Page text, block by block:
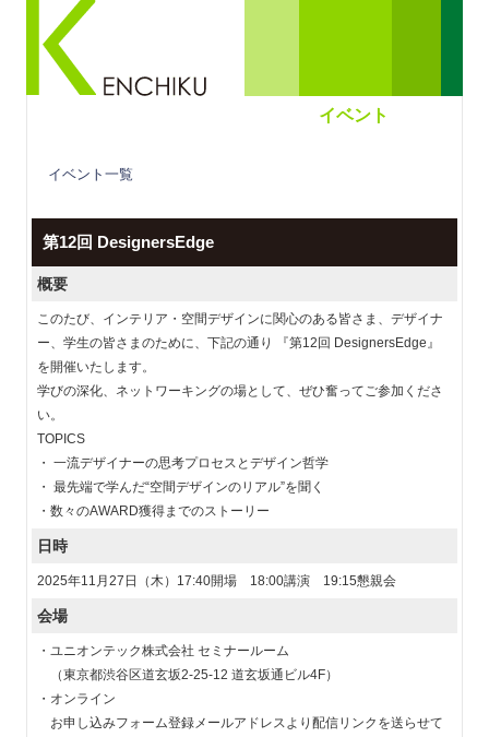
イベント
イベント一覧
第12回 DesignersEdge
概要
このたび、インテリア・空間デザインに関心のある皆さま、デザイナ
ー、学生の皆さまのために、下記の通り 『第12回 DesignersEdge』
を開催いたします。
学びの深化、ネットワーキングの場として、ぜひ奮ってご参加くださ
い。
TOPICS
・ 一流デザイナーの思考プロセスとデザイン哲学
・ 最先端で学んだ“空間デザインのリアル”を聞く
・数々のAWARD獲得までのストーリー
日時
2025年11月27日（木）17:40開場 18:00講演 19:15懇親会
会場
・ユニオンテック株式会社 セミナールーム
（東京都渋谷区道玄坂2-25-12 道玄坂通ビル4F）
・オンライン
お申し込みフォーム登録メールアドレスより配信リンクを送らせて